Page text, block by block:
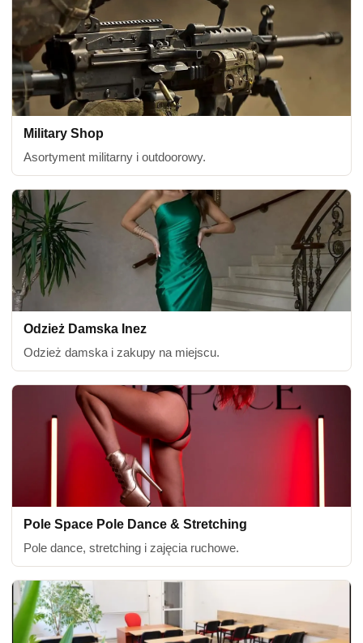
Military Shop
Asortyment militarny i outdoorowy.
Odzież Damska Inez
Odzież damska i zakupy na miejscu.
Pole Space Pole Dance & Stretching
Pole dance, stretching i zajęcia ruchowe.